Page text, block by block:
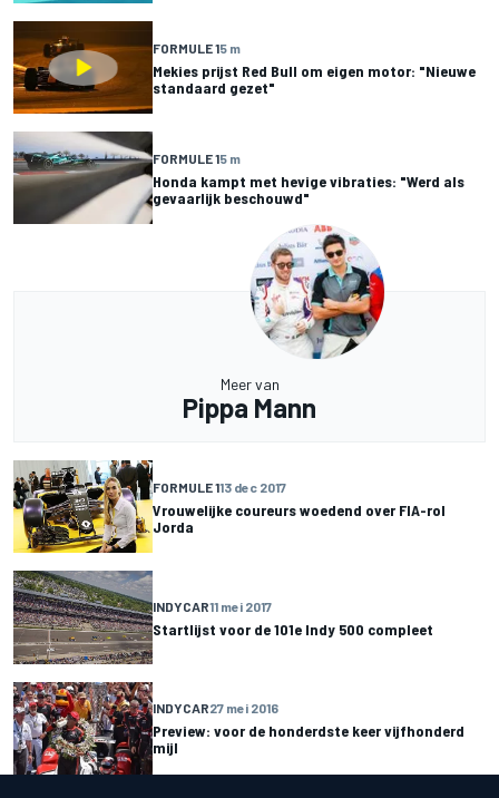
FORMULE 15 m
Mekies prijst Red Bull om eigen motor: "Nieuwe
standaard gezet"
FORMULE 15 m
Honda kampt met hevige vibraties: "Werd als
gevaarlijk beschouwd"
Meer van
Pippa Mann
FORMULE 113 dec 2017
Vrouwelijke coureurs woedend over FIA-rol
Jorda
INDYCAR11 mei 2017
Startlijst voor de 101e Indy 500 compleet
INDYCAR27 mei 2016
Preview: voor de honderdste keer vijfhonderd
mijl